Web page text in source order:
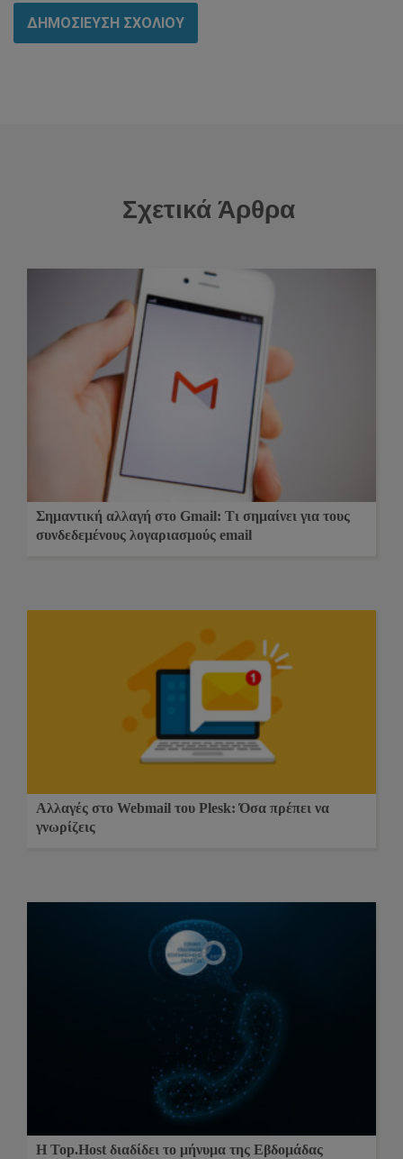
Σχετικά Άρθρα
Σημαντική αλλαγή στο Gmail: Τι σημαίνει για τους
συνδεδεμένους λογαριασμούς email
Αλλαγές στο Webmail του Plesk: Όσα πρέπει να
γνωρίζεις
Η Top.Host διαδίδει το μήνυμα της Εβδομάδας